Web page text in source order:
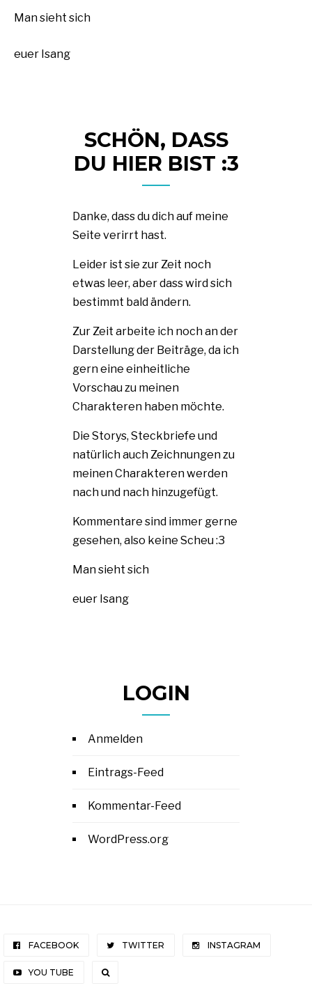
Man sieht sich
euer Isang
SCHÖN, DASS
DU HIER BIST :3
Danke, dass du dich auf meine
Seite verirrt hast.
Leider ist sie zur Zeit noch
etwas leer, aber dass wird sich
bestimmt bald ändern.
Zur Zeit arbeite ich noch an der
Darstellung der Beiträge, da ich
gern eine einheitliche
Vorschau zu meinen
Charakteren haben möchte.
Die Storys, Steckbriefe und
natürlich auch Zeichnungen zu
meinen Charakteren werden
nach und nach hinzugefügt.
Kommentare sind immer gerne
gesehen, also keine Scheu :3
Man sieht sich
euer Isang
LOGIN
Anmelden
Eintrags-Feed
Kommentar-Feed
WordPress.org
FACEBOOK TWITTER INSTAGRAM
YOU TUBE